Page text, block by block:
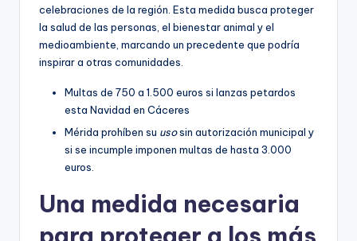
celebraciones de la región. Esta medida busca proteger
la salud de las personas, el bienestar animal y el
medioambiente, marcando un precedente que podría
inspirar a otras comunidades.
Multas de 750 a 1.500 euros si lanzas petardos
esta Navidad en Cáceres
Mérida prohíben su usosin autorización municipal y
si se incumple imponen multas de hasta 3.000
euros.
Una medida necesaria